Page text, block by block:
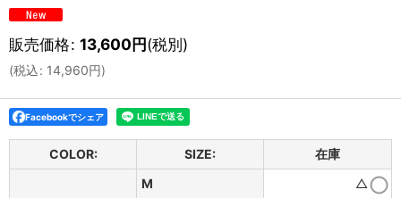
販売価格: 13,600円(税別)
(税込: 14,960円)
Facebookでシェア
COLOR: SIZE: 在庫
M
△